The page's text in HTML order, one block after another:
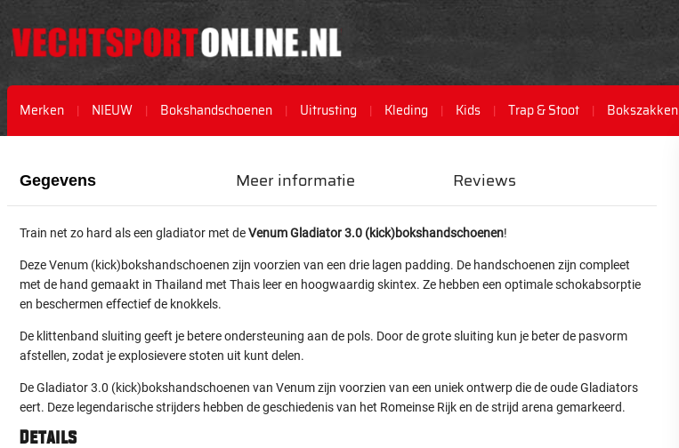
Merken NIEUW Bokshandschoenen Uitrusting Kleding Kids Trap & Stoot Bokszakken
het
hetGegevens
Train net zo hard als een gladiator met deVenum Gladiator 3.0 (kick)bokshandschoenen!
Deze Venum (kick)bokshandschoenen zijn voorzien van een drie lagen padding. De handschoenen zijn compleet
met de hand gemaakt in Thailand met Thais leer en hoogwaardig skintex. Ze hebben een optimale schokabsorptie
en beschermen effectief de knokkels.
De klittenband sluiting geeft je betere ondersteuning aan de pols. Door de grote sluiting kun je beter de pasvorm
afstellen, zodat je explosievere stoten uit kunt delen.
De Gladiator 3.0 (kick)bokshandschoenen van Venum zijn voorzien van een uniek ontwerp die de oude Gladiators
eert. Deze legendarische strijders hebben de geschiedenis van het Romeinse Rijk en de strijd arena gemarkeerd.
Details
Meer informatie Reviews